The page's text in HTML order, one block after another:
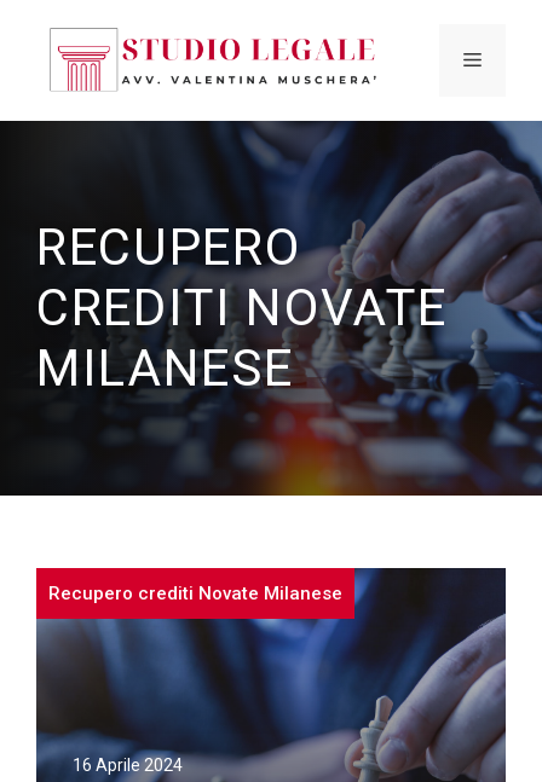
contenuto
MENU
RECUPERO
CREDITI NOVATE
MILANESE
Recupero crediti Novate Milanese
16 Aprile 2024